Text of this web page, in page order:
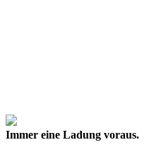
Immer eine Ladung voraus.